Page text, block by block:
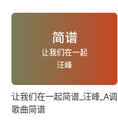
让我们在一起简谱_汪峰_A调
歌曲简谱